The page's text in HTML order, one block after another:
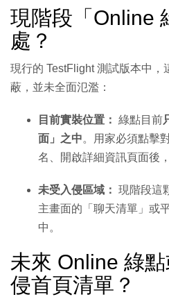
現階段「Online
處？
現行的 TestFlight 測試版本中，
蔽，並未全面氾濫：
目前實裝位置： 綠點目前
面」之中。用家必須點擊
名、開啟詳細資訊頁面後
未受入侵區域： 現階段這
主畫面的「聊天清單」或
中。
未來 Online 綠
侵首頁清單？